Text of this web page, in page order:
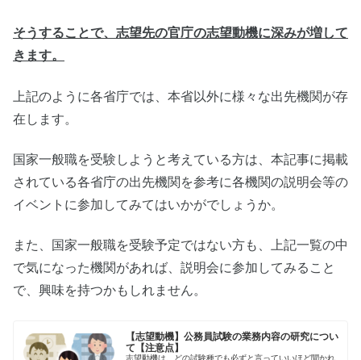
そうすることで、志望先の官庁の志望動機に深みが増して
きます。
上記のように各省庁では、本省以外に様々な出先機関が存
在します。
国家一般職を受験しようと考えている方は、本記事に掲載
されている各省庁の出先機関を参考に各機関の説明会等の
イベントに参加してみてはいかがでしょうか。
また、国家一般職を受験予定ではない方も、上記一覧の中
で気になった機関があれば、説明会に参加してみること
で、興味を持つかもしれません。
【志望動機】公務員試験の業務内容の研究につい
て【注意点】
志望動機は、どの試験種でも必ずと言っていいほど聞かれ